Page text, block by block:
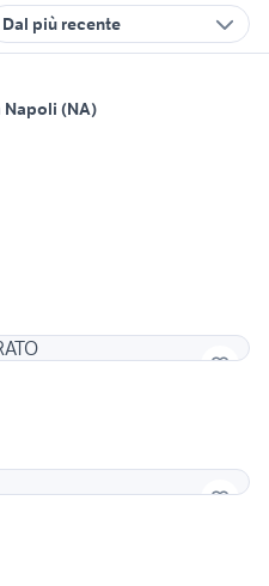
Dal più recente
Napoli (NA)